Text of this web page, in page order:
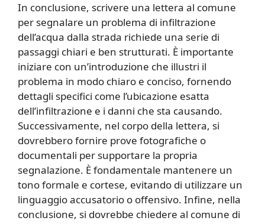
In conclusione, scrivere una lettera al comune
per segnalare un problema di infiltrazione
dell’acqua dalla strada richiede una serie di
passaggi chiari e ben strutturati. È importante
iniziare con un’introduzione che illustri il
problema in modo chiaro e conciso, fornendo
dettagli specifici come l’ubicazione esatta
dell’infiltrazione e i danni che sta causando.
Successivamente, nel corpo della lettera, si
dovrebbero fornire prove fotografiche o
documentali per supportare la propria
segnalazione. È fondamentale mantenere un
tono formale e cortese, evitando di utilizzare un
linguaggio accusatorio o offensivo. Infine, nella
conclusione, si dovrebbe chiedere al comune di